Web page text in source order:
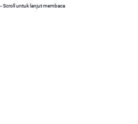
Scroll untuk lanjut membaca